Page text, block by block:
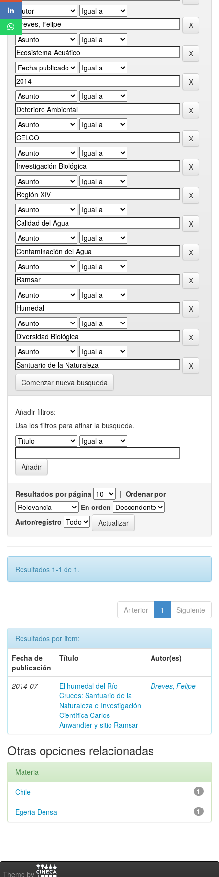
Comenzar nueva busqueda
Añadir filtros:
Usa los filtros para afinar la busqueda.
Resultados por página | Ordenar por
En orden
Autor/registro
Resultados 1-1 de 1.
Anterior 1 Siguiente
Resultados por ítem:
Fecha de
publicación
Título Autor(es)
2014-07
El humedal del Río
Cruces: Santuario de la
Naturaleza e Investigación
Científica Carlos
Anwandter y sitio Ramsar
Dreves, Felipe
Otras opciones relacionadas
Materia
1
Chile
1
Egeria Densa
Theme by